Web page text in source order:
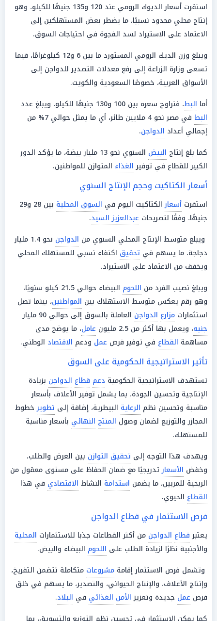
استقرت أسعار الديوك الرومي عند 120 و135 جنيهًا للكيلو، وهو
إنتاج محلي محدود نسبيًا، ما يضطر بعض المستهلكين إلى
الاعتماد على الاستيراد لسد الفجوة في احتياجات السوق.
ويبلغ وزن الديك الرومي المستورد ما بين 6 و12 كيلوغرامًا، فيما
تسعى وزارة الزراعة إلى رفع معدلات التصدير للدواجن إلى
الأسواق العربية، خصوصًا السعودية والكويت.
أما البط، فتراوح سعره بين 100 و130 جنيهًا للكيلو، ويبلغ عدد
البط
في مصر نحو 4 ملايين طائر، أي ما يمثل حوالي 7% من
إجمالي أعداد الدواجن.
كما بلغ إنتاج البيض
السنوي نحو 13 مليار بيضة، ما يؤكد الدور
الكبير للقطاع في توفيرالغذاء المتوازن للمواطنين.
أسعار الكتاكيت وحجم الإنتاج السنوي
استقرت أسعارالكتاكيت اليوم في السوق المحلية
بين 28 و29
جنيهًا، وفقًا لتصريحات عبدالعزيز السيد.
ويبلغ متوسط الإنتاج المحلي السنوي من الدواجن
نحو 1.4 مليار
دجاجة، ما يسهم في تحقيق اكتفاء نسبي للمستهلك المحلي
ويخفف من الاعتماد على الاستيراد.
ويبلغ نصيب الفرد من اللحوم
البيضاء حوالي 21.5 كيلو سنويًا،
وهو رقم يعكس متوسط الاستهلاك بين المواطنين، بينما تصل
استثمارات مزارع الدواجن العاملة بالسوق إلى حوالي 90 مليار
جنيه، ويعمل بها أكثر من 2.5 مليون عامل، ما يوضح مدى
مساهمة القطاع في توفير فرص عمل ودعم الاقتصاد الوطني.
تأثير الاستراتيجية الحكومية على السوق
تستهدف الاستراتيجية الحكومية دعم قطاع الدواجن بزيادة
الإنتاجية وتحسين الجودة، بما يشمل توفير الأعلاف بأسعار
مناسبة وتحسين نظم الرعاية البيطرية، إضافة إلى تطويرخطوط
المجازر والتوزيع لضمان وصول المنتج النهائي بأسعار مناسبة
للمستهلك.
ويهدف هذا التوجه إلى تحقيق التوازن بين العرض والطلب،
وخفض الأسعارتدريجيًا مع ضمان الحفاظ على مستوى معقول من
الربحية للمربين، ما يضمن استدامة النشاط الاقتصادي في هذا
القطاع الحيوي.
فرص الاستثمار في قطاع الدواجن
يعتبرقطاع الدواجن من أكثر القطاعات جذبا للاستثمارات المحلية
والأجنبية نظرًا لزيادة الطلب على اللحوم البيضاء والبيض.
وتشمل فرص الاستثمار إقامة مشروعات متكاملة تتضمن التفريخ،
وإنتاج الأعلاف، والإنتاج الحيواني، والتصدير، ما يسهم في خلق
فرص عمل جديدة وتعزيزالأمن الغذائي في البلاد.